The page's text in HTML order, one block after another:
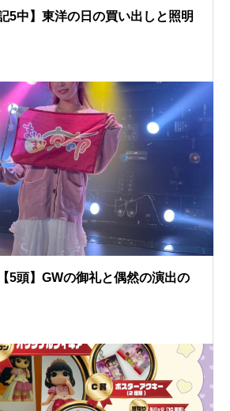
5中】東洋の日の買い出しと照明
5頭】GWの御礼と偶然の演出の